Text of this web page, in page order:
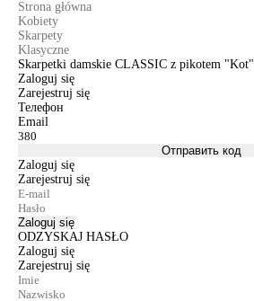
Strona główna
Kobiety
Skarpety
Klasyczne
Skarpetki damskie CLASSIC z pikotem "Kot"
Zaloguj się
Zarejestruj się
Телефон
Email
Отправить код
Zaloguj się
Zarejestruj się
Zaloguj się
ODZYSKAJ HASŁO
Zaloguj się
Zarejestruj się